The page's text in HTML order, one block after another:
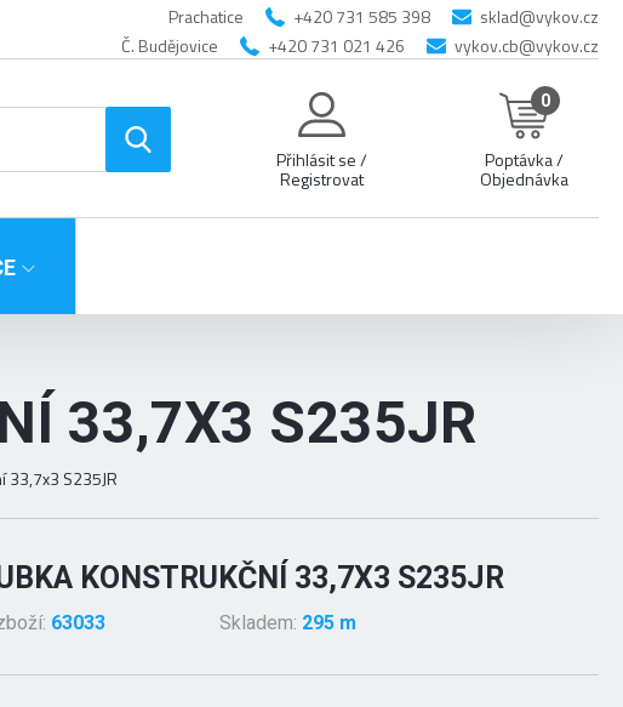
Prachatice +420 731 585 398
sklad@vykov.cz
Č. Budějovice
+420 731 021 426 vykov.cb@vykov.cz
Přihlásit se /
Registrovat
0
Poptávka /
Objednávka
33,7X3 S235JR
33,7x3 S235JR
KONSTRUKČNÍ 33,7X3 S235JR
63033 Skladem: 295 m